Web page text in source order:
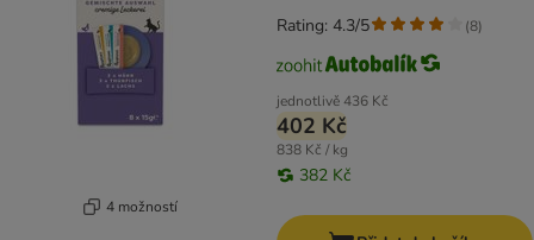
4 možností
jednotlivě436 Kč
402 Kč
838 Kč / kg
382 Kč
Rating: 4.3/5 (8)